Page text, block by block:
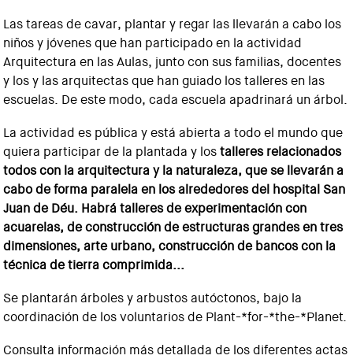
Las tareas de cavar, plantar y regar las llevarán a cabo los
niños y jóvenes que han participado en la actividad
Arquitectura en las Aulas, junto con sus familias, docentes
y los y las arquitectas que han guiado los talleres en las
escuelas. De este modo, cada escuela apadrinará un árbol.
La actividad es pública y está abierta a todo el mundo que
quiera participar de la plantada y lostalleres relacionados
todos con la arquitectura y la naturaleza, que se llevarán a
cabo de forma paralela en los alrededores del hospital San
Juan de Déu. Habrá talleres de experimentación con
acuarelas, de construcción de estructuras grandes en tres
dimensiones, arte urbano, construcción de bancos con la
técnica de tierra comprimida...
Se plantarán árboles y arbustos autóctonos, bajo la
coordinación de los voluntarios de Plant-*for-*the-*Planet.
Consulta información más detallada de los diferentes actas